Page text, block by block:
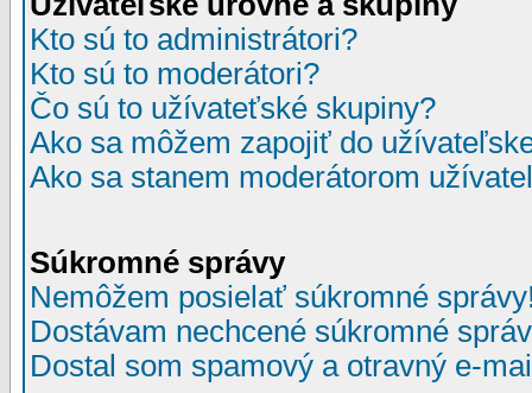
Kto sú to administrátori?
Kto sú to moderátori?
Čo sú to užívateťské skupiny?
Ako sa môžem zapojiť do
Ako sa stanem moderátorom
Súkromné správy
Nemôžem posielať súkromné
Dostávam nechcené súkromné
Dostal som spamový a otravný e-